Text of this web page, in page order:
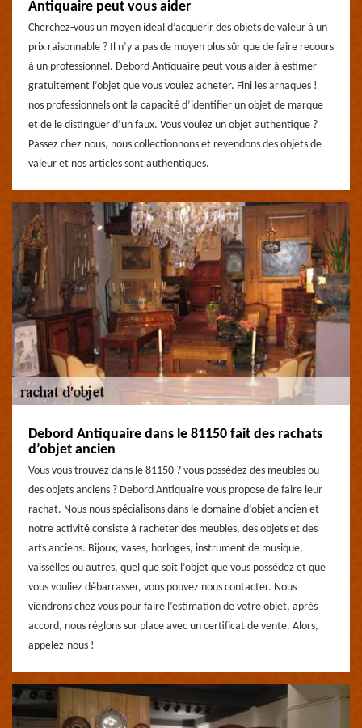
Antiquaire peut vous aider
Cherchez-vous un moyen idéal d’acquérir des objets de valeur à un
prix raisonnable ? Il n’y a pas de moyen plus sûr que de faire recours
à un professionnel. Debord Antiquaire peut vous aider à estimer
gratuitement l’objet que vous voulez acheter. Fini les arnaques !
nos professionnels ont la capacité d’identifier un objet de marque
et de le distinguer d’un faux. Vous voulez un objet authentique ?
Passez chez nous, nous collectionnons et revendons des objets de
valeur et nos articles sont authentiques.
Debord Antiquaire dans le 81150 fait des rachats
d’objet ancien
Vous vous trouvez dans le 81150 ? vous possédez des meubles ou
des objets anciens ? Debord Antiquaire vous propose de faire leur
rachat. Nous nous spécialisons dans le domaine d’objet ancien et
notre activité consiste à racheter des meubles, des objets et des
arts anciens. Bijoux, vases, horloges, instrument de musique,
vaisselles ou autres, quel que soit l’objet que vous possédez et que
vous vouliez débarrasser, vous pouvez nous contacter. Nous
viendrons chez vous pour faire l’estimation de votre objet, après
accord, nous réglons sur place avec un certificat de vente. Alors,
appelez-nous !